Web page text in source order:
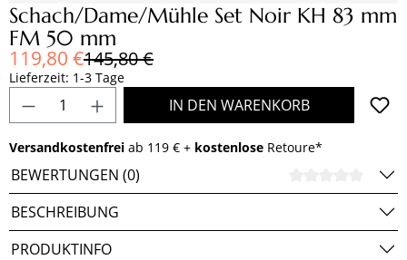
Schach/Dame/Mühle Set Noir KH 83 mm
FM 50 mm
Verkaufspreis:Regulärer Preis:
145,80 €
119,80 €
Lieferzeit: 1-3 Tage
Produkt Anzahl: Gib den gewünschten
IN DEN WARENKORB
Versandkostenfrei ab 119 € + kostenlose Retoure*
BEWERTUNGEN (0)
BESCHREIBUNG
PRODUKTINFO